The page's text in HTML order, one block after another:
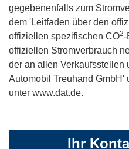
gegebenenfalls zum
dem 'Leitfaden über den
offiziellen spezifischen CO2-
offiziellen Stromverbrauch
der an allen Verkaufsstellen
Automobil Treuhand GmbH'
unter www.dat.de.
Ihr